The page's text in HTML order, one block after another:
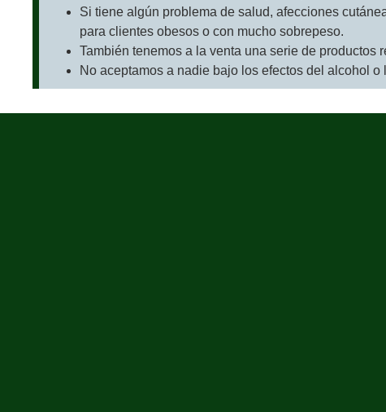
Si tiene algún problema de salud, afecciones
para clientes obesos o con mucho sobrepeso.
También tenemos a la venta una serie de productos
No aceptamos a nadie bajo los efectos del alcohol o